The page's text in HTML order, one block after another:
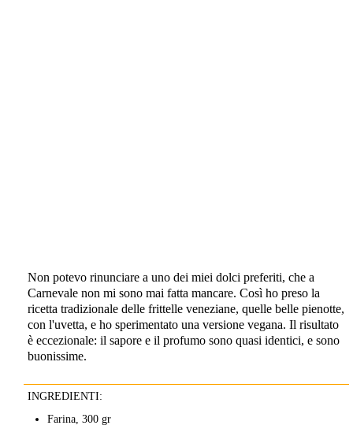
Non potevo rinunciare a uno dei miei dolci preferiti, che a
Carnevale non mi sono mai fatta mancare. Così ho preso la
ricetta tradizionale delle frittelle veneziane, quelle belle pienotte,
con l'uvetta, e ho sperimentato una versione vegana. Il risultato
è eccezionale: il sapore e il profumo sono quasi identici, e sono
buonissime.
INGREDIENTI:
Farina, 300 gr